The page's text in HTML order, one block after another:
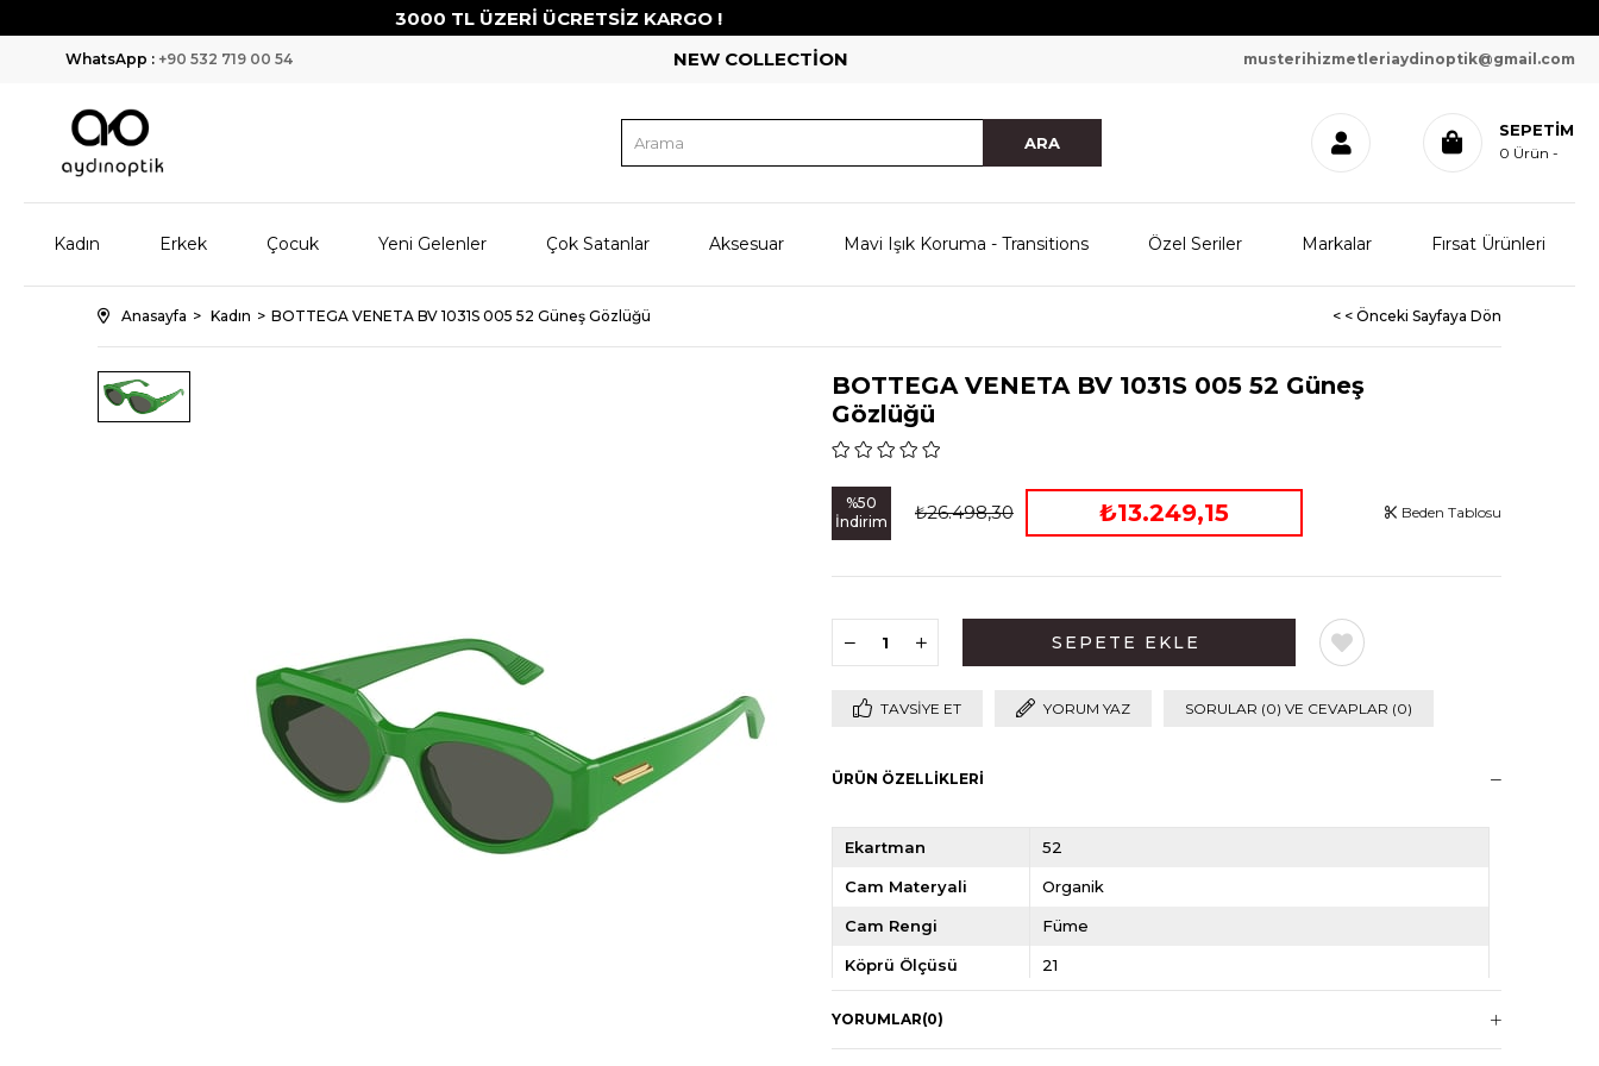
3000 TL ÜZERİ ÜCRETSİZ KARGO !
WhatsApp : +90 532 719 00 54 NEW COLLECTİON musterihizmetleriaydinoptik@gmail.com
SEPETIM
0 Ürün
Kadın Erkek Çocuk Yeni Gelenler Çok Satanlar Aksesuar Mavi Işık Koruma - Transitions Özel Seriler Markalar Fırsat Ürünleri
Anasayfa Kadın BOTTEGA VENETA BV 1031S 005 52 Güneş Gözlüğü < < Önceki Sayfaya Dön
BOTTEGA VENETA BV 1031S 005 52 Güneş
Gözlüğü
%50
İndirim
₺26.498,30 ₺13.249,15 Beden Tablosu
TAVSIYE ET YORUM YAZ SORULAR (0) VE CEVAPLAR (0)
ÜRÜN ÖZELLIKLERI
Ekartman 52
Cam Materyali Organik
Cam Rengi Füme
Köprü Ölçüsü 21
YORUMLAR(0)